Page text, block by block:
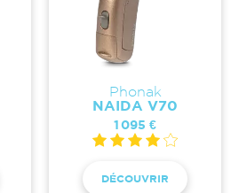
Phonak
NAIDA V70
1 095 €
DÉCOUVRIR